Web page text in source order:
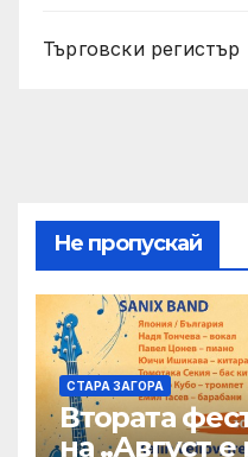
Търговски регистър
Не пропускай
СТАРА ЗАГОРА
Втората
на „Август е